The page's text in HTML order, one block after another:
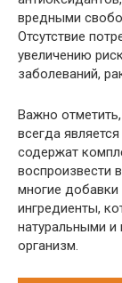
вредными
Отсутствие
увеличению
заболеваний,
Важно
всегда
содержат
воспроизвести
многие добавки
ингредиенты,
натуральными и
организм.